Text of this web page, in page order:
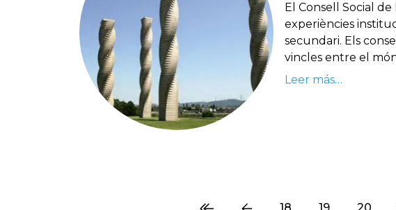
El Consell Social
experiències
secundari. Els
vincles entre el
Leer más…